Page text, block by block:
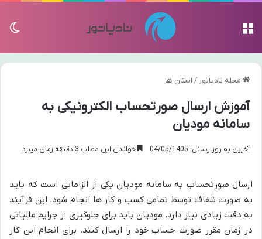
مجله نادیاتور / استان ها
آموزش ارسال صورتحساب الکترونیکی به
سامانه مودیان
آخرین به روز رسانی: 04/05/1405 خواندن این مطلب 3 دقیقه زمان میبرد
ارسال صورتحساب به سامانه مودیان یکی از الزاماتی است که باید
به صورت شفاف توسط تمامی کسب و کار ها انجام شود. این فرآیند
به دقت زیادی نیاز دارد. مودیان باید برای جلوگیری از جرایم مالیاتی
در زمان مقرر صورت حساب خود را ارسال کنند. برای انجام این کار